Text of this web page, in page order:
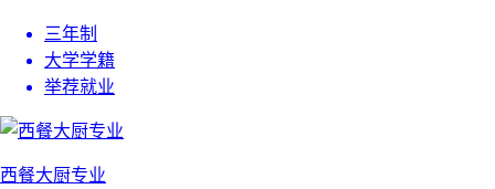
三年制
大学学籍
举荐就业
西餐大厨专业